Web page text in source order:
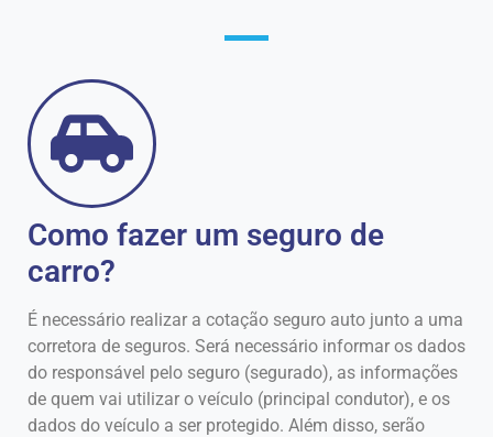
Como fazer um seguro de
carro?
É necessário realizar a cotação seguro auto junto a uma
corretora de seguros. Será necessário informar os dados
do responsável pelo seguro (segurado), as informações
de quem vai utilizar o veículo (principal condutor), e os
dados do veículo a ser protegido. Além disso, serão